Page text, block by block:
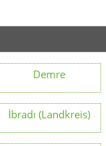
Demre
İbradı (Landkreis)